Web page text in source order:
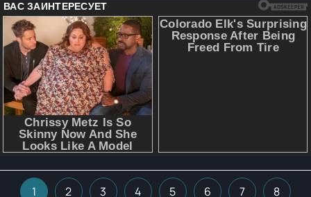
1 2 3 4 5 6 7 8